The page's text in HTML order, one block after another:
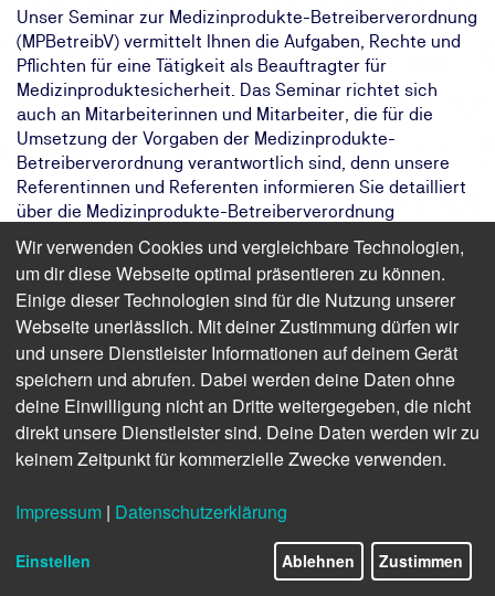
Unser Seminar zur Medizinprodukte-Betreiberverordnung
(MPBetreibV) vermittelt Ihnen die Aufgaben, Rechte und
Pflichten für eine Tätigkeit als Beauftragter für
Medizinproduktesicherheit. Das Seminar richtet sich
auch an Mitarbeiterinnen und Mitarbeiter, die für die
Umsetzung der Vorgaben der Medizinprodukte-
Betreiberverordnung verantwortlich sind, denn unsere
Referentinnen und Referenten informieren Sie detailliert
über die Medizinprodukte-Betreiberverordnung
Das Ziel:
Ihr Unternehmen weist nach, dass es
medizinische Produkte
verantwortungsbewusst herstellt
Das Ergebnis:
Sie kennen die Aufgaben, Rechte und
Pflichten eines Beauftragen für
Medizinproduktesicherheit
Finden Sie freie Termine für das Seminar
Wir verwenden Cookies und vergleichbare Technologien,
um dir diese Webseite optimal präsentieren zu können.
Einige dieser Technologien sind für die Nutzung unserer
Webseite unerlässlich. Mit deiner Zustimmung dürfen wir
und unsere Dienstleister Informationen auf deinem Gerät
speichern und abrufen. Dabei werden deine Daten ohne
deine Einwilligung nicht an Dritte weitergegeben, die nicht
direkt unsere Dienstleister sind. Deine Daten werden wir zu
keinem Zeitpunkt für kommerzielle Zwecke verwenden.
Impressum | Datenschutzerklärung
Einstellen Ablehnen Zustimmen